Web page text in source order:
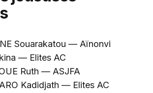
Souarakatou — Aïnonvi
— Elites AC
Ruth — ASJFA
Kadidjath — Elites AC